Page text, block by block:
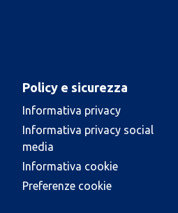
Policy e sicurezza
Informativa privacy
Informativa privacy social
media
Informativa cookie
Preferenze cookie